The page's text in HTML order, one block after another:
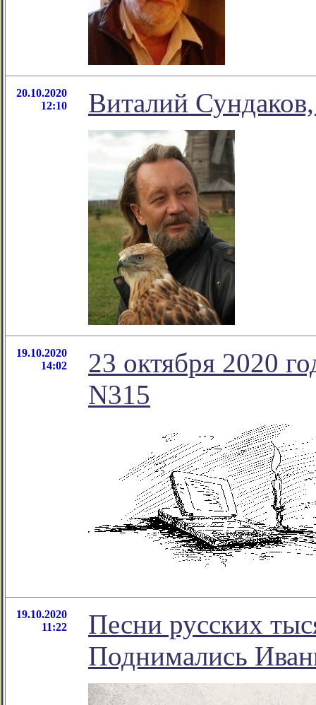
20.10.2020
12:10
Виталий
19.10.2020
14:02
23 октября 2020
N315
19.10.2020
11:22
Песни русских
Поднимались